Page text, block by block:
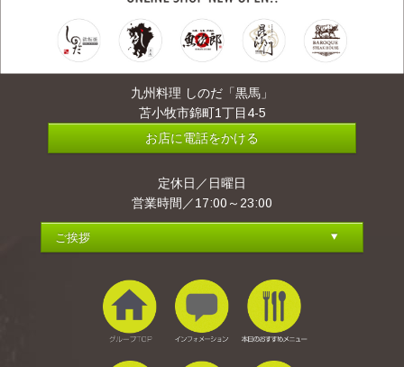
九州料理 しのだ「黒馬」
苫小牧市錦町1丁目4-5
お店に電話をかける
定休日／日曜日
営業時間／17:00～23:00